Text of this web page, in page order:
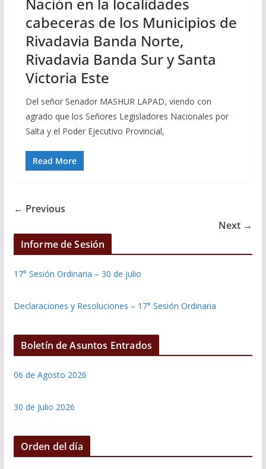
cabeceras de los Municipios de
Rivadavia Banda Norte,
Rivadavia Banda Sur y Santa
Victoria Este
Del señor Senador MASHUR LAPAD, viendo con
agrado que los Señores Legisladores Nacionales por
Salta y el Poder Ejecutivo Provincial,
Read More
← Previous
Next →
Informe de Sesión
17° Sesión Ordinaria – 30 de julio
Declaraciones y Resoluciones – 17° Sesión Ordinaria
Boletín de Asuntos Entrados
06 de Agosto 2026
30 de Julio 2026
Orden del día